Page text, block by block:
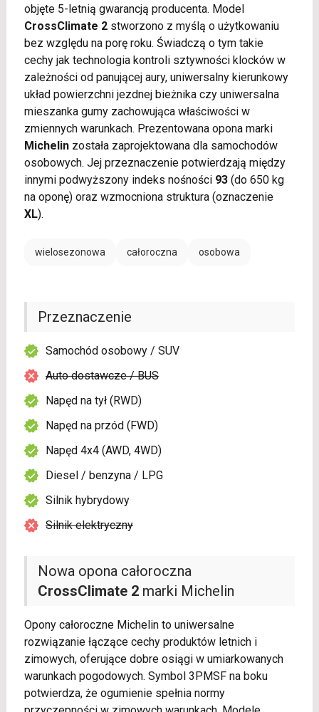
objęte 5-letnią gwarancją producenta. Model
CrossClimate 2stworzono z myślą o użytkowaniu
bez względu na porę roku. Świadczą o tym takie
cechy jak technologia kontroli sztywności klocków w
zależności od panującej aury, uniwersalny kierunkowy
układ powierzchni jezdnej bieżnika czy uniwersalna
mieszanka gumy zachowująca właściwości w
zmiennych warunkach. Prezentowana opona marki
Michelinzostała zaprojektowana dla samochodów
osobowych. Jej przeznaczenie potwierdzają między
innymi podwyższony indeks nośności 93(do 650 kg
na oponę) oraz wzmocniona struktura (oznaczenie
XL).
wielosezonowa całoroczna osobowa
Nowa opona całoroczna
CrossClimate 2marki Michelin
Opony całoroczne Michelin to uniwersalne
rozwiązanie łączące cechy produktów letnich i
zimowych, oferujące dobre osiągi w umiarkowanych
warunkach pogodowych. Symbol 3PMSF na boku
potwierdza, że ogumienie spełnia normy
Przeznaczenie
Samochód osobowy / SUV
Auto dostawcze / BUS
Napęd na tył (RWD)
Napęd na przód (FWD)
Napęd 4x4 (AWD, 4WD)
Diesel / benzyna / LPG
Silnik hybrydowy
Silnik elektryczny